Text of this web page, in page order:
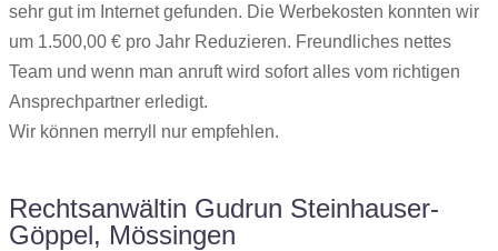
sehr gut im Internet gefunden. Die Werbekosten konnten wir
um 1.500,00 € pro Jahr Reduzieren. Freundliches nettes
Team und wenn man anruft wird sofort alles vom richtigen
Ansprechpartner erledigt.
Wir können merryll nur empfehlen.
Rechtsanwältin Gudrun Steinhauser-
Göppel, Mössingen